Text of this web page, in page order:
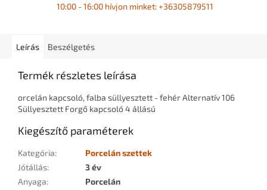
10:00 - 16:00 hívjon minket: +36305879511
Leírás Beszélgetés
Termék részletes leírása
orcelán kapcsoló, falba süllyesztett - fehér Alternatív 106
Süllyesztett Forgő kapcsoló 4 állású
Kiegészítő paraméterek
Kategória:
Porcelán szettek
Jótállás:
3 év
Anyaga:
Porcelán